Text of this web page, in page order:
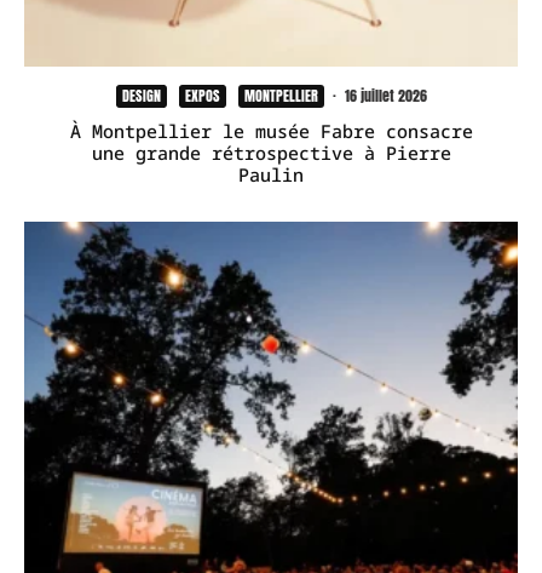
DESIGN EXPOS MONTPELLIER · 16 juillet 2026
À Montpellier le musée Fabre consacre
une grande rétrospective à Pierre
Paulin